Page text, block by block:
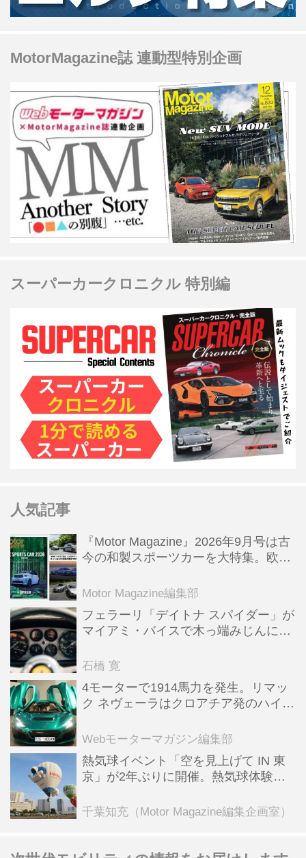
MotorMagazine誌 連動型特別企画
スーパーカークロニクル 特別編
人気記事
『Motor Magazine』2026年9月号は古
今の和製スポーツカーを大特集。欧州
Motor Magazine編集部
フェラーリ「デイトナ スパイダー」が
マイアミ・バイスで木っ端みじんにな
石橋 寛
4モーターで1914馬力を発生。リマッ
ク ネヴェーラはクロアチア発のハイパ
全版／115】
Webモーターマガジン編集部
熱気球イベント「空を見上げて IN 東
京」が2年ぶりに開催。熱気球体験搭
ンテンツも
千葉知充（Motor Magazine編集企画室）